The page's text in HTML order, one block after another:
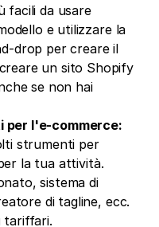
facili da usare
e utilizzare la
drop per creare il
un sito Shopify
se non hai
per l'e-commerce:
strumenti per
la tua attività.
sistema di
di tagline, ecc.
tariffari.